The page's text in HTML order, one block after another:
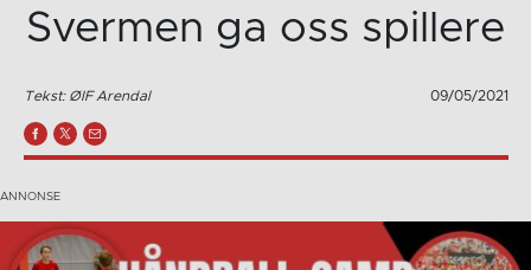
Svermen ga oss spillere
Tekst: ØIF Arendal 09/05/2021